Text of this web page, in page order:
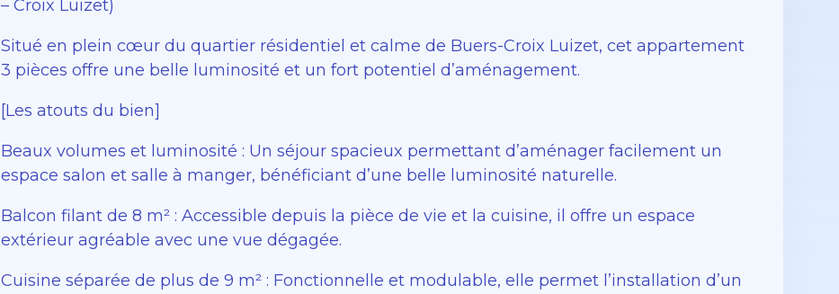
– Croix Luizet)
Situé en plein cœur du quartier résidentiel et calme de Buers-Croix Luizet, cet appartement
3 pièces offre une belle luminosité et un fort potentiel d’aménagement.
[Les atouts du bien]
Beaux volumes et luminosité : Un séjour spacieux permettant d’aménager facilement un
espace salon et salle à manger, bénéficiant d’une belle luminosité naturelle.
Balcon filant de 8 m² : Accessible depuis la pièce de vie et la cuisine, il offre un espace
extérieur agréable avec une vue dégagée.
Cuisine séparée de plus de 9 m² : Fonctionnelle et modulable, elle permet l’installation d’un